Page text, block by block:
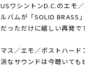
USワシントンD.C.のエモ
ルバムが「SOLID BRASS
だっただけに嬉しい再発で
マス／エモ／ポストハー
派なサウンドは今聴いて